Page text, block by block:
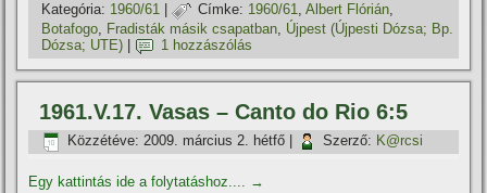
Kategória: 1960/61 | Címke: 1960/61,Albert Flórián,
Botafogo Fradisták másik csapatban Újpest (Újpesti Dózsa; Bp.
Dózsa; UTE)
1 hozzászólás
1961.V.17. Vasas – Canto do Rio 6:5
Közzétéve: 2009. március 2. hétfő Szerző: K@rcsi
Egy kattintás ide a folytatáshoz.... →